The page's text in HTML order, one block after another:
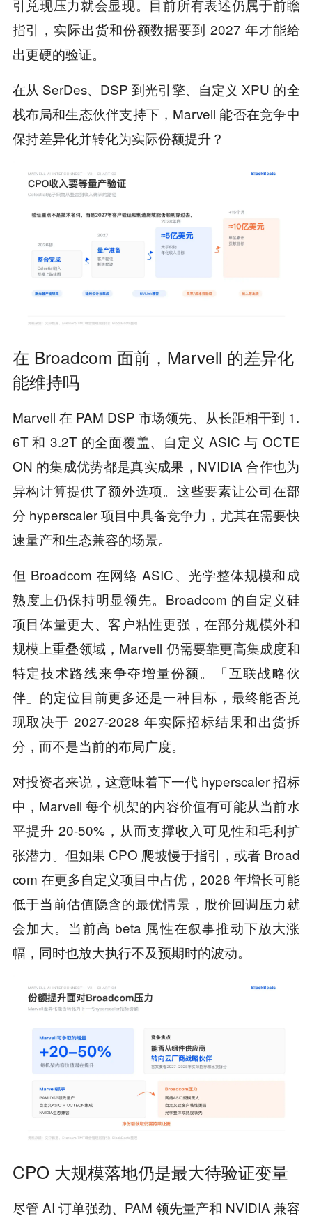
引兑现压力就会显现。目前所有表述仍属于前瞻
指引，实际出货和份额数据要到 2027 年才能给
出更硬的验证。
在从 SerDes、DSP 到光引擎、自定义 XPU 的全
栈布局和生态伙伴支持下，Marvell 能否在竞争中
保持差异化并转化为实际份额提升？
在 Broadcom 面前，Marvell 的差异化
能维持吗
Marvell 在 PAM DSP 市场领先、从长距相干到 1.
6T 和 3.2T 的全面覆盖、自定义 ASIC 与 OCTE
ON 的集成优势都是真实成果，NVIDIA 合作也为
异构计算提供了额外选项。这些要素让公司在部
分 hyperscaler 项目中具备竞争力，尤其在需要快
速量产和生态兼容的场景。
但 Broadcom 在网络 ASIC、光学整体规模和成
熟度上仍保持明显领先。Broadcom 的自定义硅
项目体量更大、客户粘性更强，在部分规模外和
规模上重叠领域，Marvell 仍需要靠更高集成度和
特定技术路线来争夺增量份额。「互联战略伙
伴」的定位目前更多还是一种目标，最终能否兑
现取决于 2027-2028 年实际招标结果和出货拆
分，而不是当前的布局广度。
对投资者来说，这意味着下一代 hyperscaler 招标
中，Marvell 每个机架的内容价值有可能从当前水
平提升 20-50%，从而支撑收入可见性和毛利扩
张潜力。但如果 CPO 爬坡慢于指引，或者 Broad
com 在更多自定义项目中占优，2028 年增长可能
低于当前估值隐含的最优情景，股价回调压力就
会加大。当前高 beta 属性在叙事推动下放大涨
幅，同时也放大执行不及预期时的波动。
CPO 大规模落地仍是最大待验证变量
尽管 AI 订单强劲、PAM 领先量产和 NVIDIA 兼容